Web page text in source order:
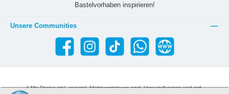
Bastelvorhaben inspirieren!
Unsere Communities
* Alle Preise inkl. gesetzl. Mehrwertsteuer zzgl.Versandkostenund ggf.